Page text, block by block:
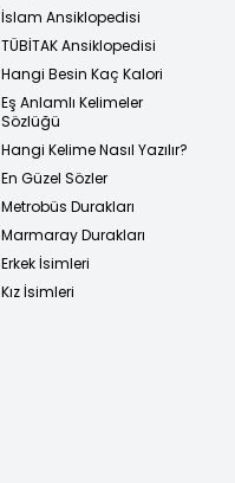
İslam Ansiklopedisi
TÜBİTAK Ansiklopedisi
Hangi Besin Kaç Kalori
Eş Anlamlı Kelimeler
Sözlüğü
Hangi Kelime Nasıl Yazılır?
En Güzel Sözler
Metrobüs Durakları
Marmaray Durakları
Erkek İsimleri
Kız İsimleri